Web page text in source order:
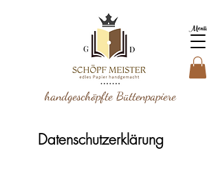
handgeschöpfte Büttenpapiere
Menü
Datenschutzerklärung